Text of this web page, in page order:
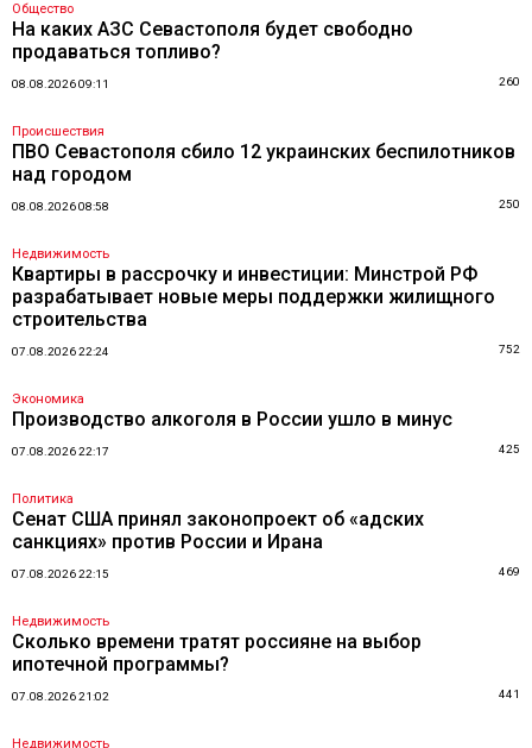
Общество
На каких АЗС Севастополя будет свободно
продаваться топливо?
08.08.2026 09:11 260
Происшествия
ПВО Севастополя сбило 12 украинских беспилотников
над городом
08.08.2026 08:58 250
Недвижимость
Квартиры в рассрочку и инвестиции: Минстрой РФ
разрабатывает новые меры поддержки жилищного
строительства
07.08.2026 22:24 752
Экономика
Производство алкоголя в России ушло в минус
07.08.2026 22:17 425
Политика
Сенат США принял законопроект об «адских
санкциях» против России и Ирана
07.08.2026 22:15 469
Недвижимость
Сколько времени тратят россияне на выбор
ипотечной программы?
07.08.2026 21:02 441
Недвижимость